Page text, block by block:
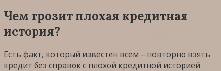
Чем грозит плохая кредитная
история?
Есть факт, который известен всем – повторно взять
кредит без справок с плохой кредитной историей